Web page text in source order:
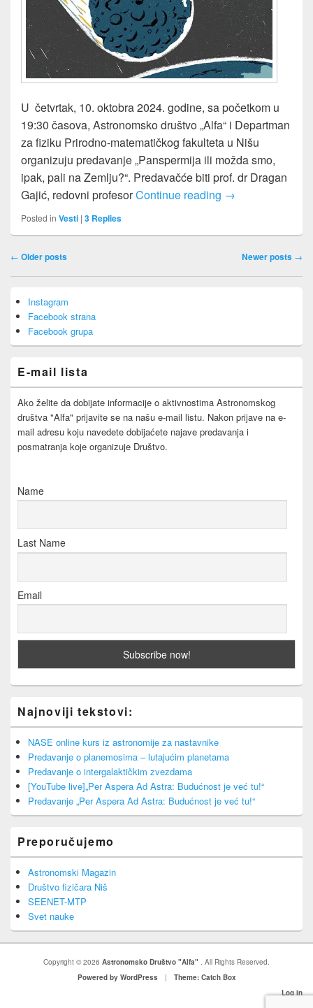
U četvrtak, 10. oktobra 2024. godine, sa početkom u
19:30 časova, Astronomsko društvo „Alfa“ i Departman
za fiziku Prirodno-matematičkog fakulteta u Nišu
organizuju predavanje „Panspermija ili možda smo,
ipak, pali na Zemlju?“. Predavačće biti prof. dr Dragan
Gajić, redovni profesorContinue reading „Panspermija ili
→
Posted in Vesti | 3 Replies
Post
← Older posts Newer posts →
Sidebar
Widget
Area
Instagram
Facebook strana
Facebook grupa
E-mail lista
Ako želite da dobijate informacije o aktivnostima Astronomskog
društva "Alfa" prijavite se na našu e-mail listu. Nakon prijave na e-
mail adresu koju navedete dobijaćete najave predavanja i
posmatranja koje organizuje Društvo.
Name
Last Name
Email
Najnoviji tekstovi:
NASE online kurs iz astronomije za nastavnike
Predavanje o planemosima – lutajućim planetama
Predavanje o intergalaktičkim zvezdama
[YouTube live]„Per Aspera Ad Astra: Budućnost je već tu!“
Predavanje „Per Aspera Ad Astra: Budućnost je već tu!“
Preporučujemo
Astronomski Magazin
Društvo fizičara Niš
SEENET-MTP
Svet nauke
Copyright © 2026 Astronomsko Društvo "Alfa" . All Rights Reserved.
Powered by WordPress
|
Theme: Catch Box
Log in